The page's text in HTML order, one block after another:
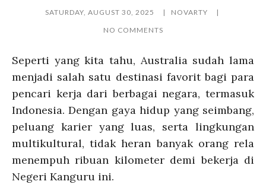
SATURDAY, AUGUST 30, 2025
NOVARTY
NO COMMENTS
Seperti yang kita tahu, Australia sudah lama
menjadi salah satu destinasi favorit bagi para
pencari kerja dari berbagai negara, termasuk
Indonesia. Dengan gaya hidup yang seimbang,
peluang karier yang luas, serta lingkungan
multikultural, tidak heran banyak orang rela
menempuh ribuan kilometer demi bekerja di
Negeri Kanguru ini.